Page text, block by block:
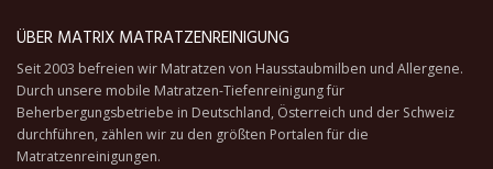
ÜBER MATRIX MATRATZENREINIGUNG
Seit 2003 befreien wir Matratzen von Hausstaubmilben und Allergene.
Durch unsere mobile Matratzen-Tiefenreinigungfür
Beherbergungsbetriebe in Deutschland, Österreich und der Schweiz
durchführen, zählen wir zu den größten Portalen für die
Matratzenreinigungen.